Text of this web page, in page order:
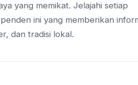
yang memikat. Jelajahi setiap
ini yang memberikan
dan tradisi lokal.